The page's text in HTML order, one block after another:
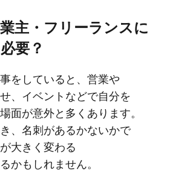
主・フリーランスに​
要？
を​していると、​営業や​
、​イベントなどで​自分を​
面が​意外と​多く​あります。​
、​名刺が​あるかないかで​
大きく​変わる​
かもしれません。​